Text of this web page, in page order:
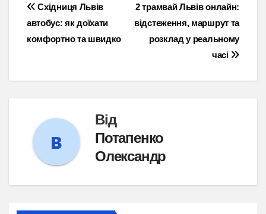
Навігація
записів
2 трамвай Львів онлайн:
відстеження, маршрут та
розклад у реальному
часі
Східниця Львів
автобус: як доїхати
комфортно та швидко
Від
Потапенко
Олександр